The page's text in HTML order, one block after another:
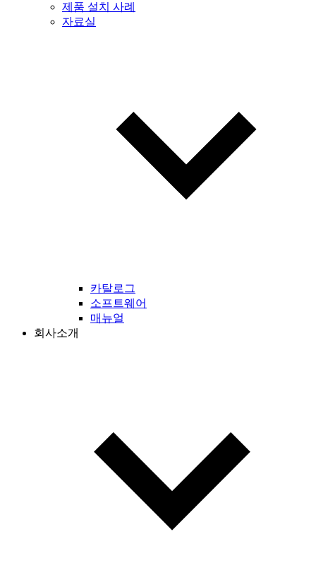
제품 설치 사례
자료실
카탈로그
소프트웨어
매뉴얼
회사소개